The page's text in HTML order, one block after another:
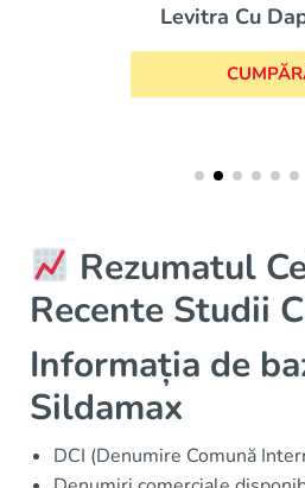
Levitra Cu
Rezumatul
Recente Studii
Informația de
Sildamax
DCI (Denumire Comună